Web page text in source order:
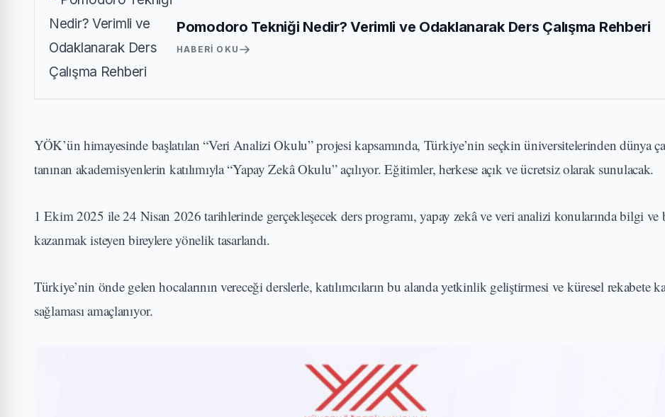
Pomodoro Tekniği Nedir? Verimli ve Odaklanarak Ders Çalışma Rehberi
HABERI OKU
YÖK’ün himayesinde başlatılan “Veri Analizi Okulu” projesi kapsamında, Türkiye’nin seçkin üniversitelerinden dünya
tanınan akademisyenlerin katılımıyla “Yapay Zekâ Okulu” açılıyor. Eğitimler, herkese açık ve ücretsiz olarak sunulacak.
1 Ekim 2025 ile 24 Nisan 2026 tarihlerinde gerçekleşecek ders programı, yapay zekâ ve veri analizi konularında bilgi ve
kazanmak isteyen bireylere yönelik tasarlandı.
Türkiye’nin önde gelen hocalarının vereceği derslerle, katılımcıların bu alanda yetkinlik geliştirmesi ve küresel rekabete
sağlaması amaçlanıyor.